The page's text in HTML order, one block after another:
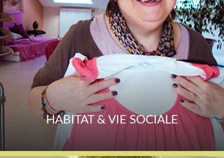
HABITAT & VIE SOCIALE